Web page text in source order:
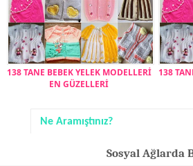
138 TANE BEBEK YELEK MODELLERİ
EN GÜZELLERİ
138
Sosyal Ağlarda